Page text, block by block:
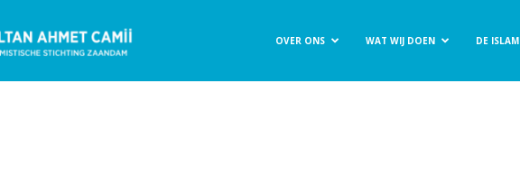
OVER ONS WAT WIJ DOEN DE ISLAM